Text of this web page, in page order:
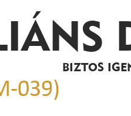
BIZTOS
039)